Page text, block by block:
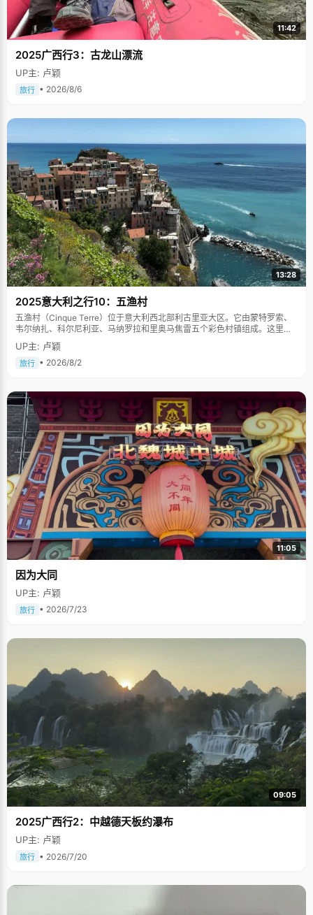
11:42
2025广西行3：古龙山漂流
UP主: 卢颖
旅行 • 2026/8/6
13:28
2025意大利之行10：五渔村
五渔村（Cinque Terre）位于意大利西北部利古里亚大区。它由蒙特罗索、
韦尔纳扎、科尔尼利亚、马纳罗拉和里奥马焦雷五个彩色村镇组成。这里依
山傍海，房屋色彩斑斓，1997年被列为世界文化遗产。
UP主: 卢颖
旅行 • 2026/8/2
11:05
因为大同
UP主: 卢颖
旅行 • 2026/7/23
09:05
2025广西行2：中越德天板约瀑布
UP主: 卢颖
旅行 • 2026/7/20